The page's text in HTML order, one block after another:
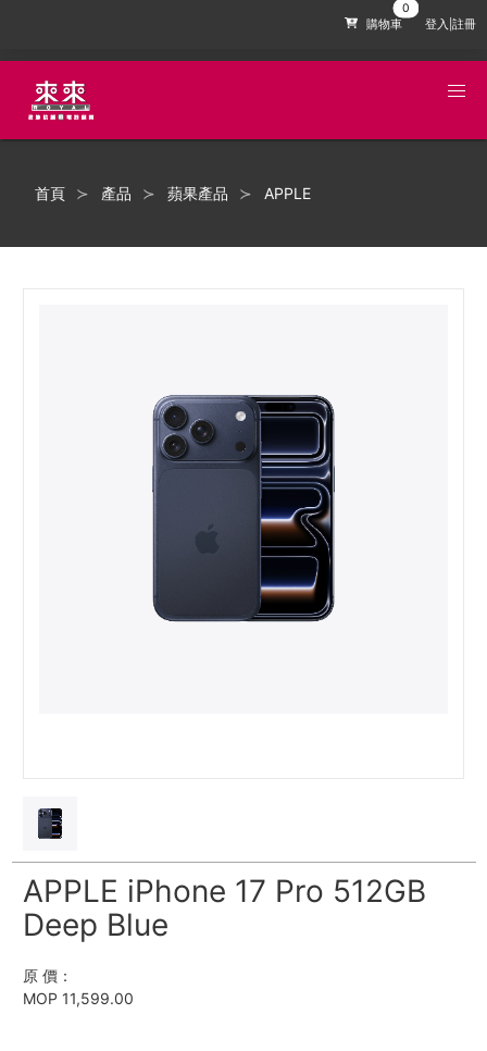
購物車 登入|註冊
首頁 產品 蘋果產品 APPLE
APPLE iPhone 17 Pro 512GB
Deep Blue
原 價：
MOP 11,599.00